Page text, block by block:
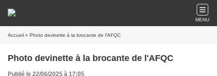
MENU
Accueil » Photo devinette à la brocante de l'AFQC
Photo devinette à la brocante de l'AFQC
Publié le 22/06/2025 à 17:05